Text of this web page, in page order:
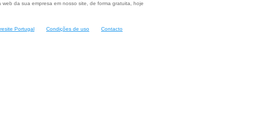
da sua empresa em nosso site, de forma gratuita, hoje
Portugal Condições de uso Contacto